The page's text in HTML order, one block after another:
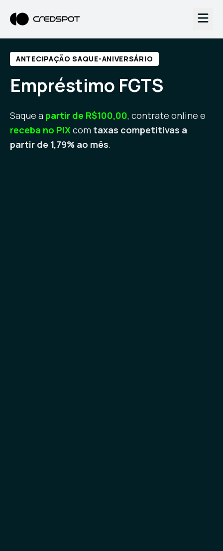
ANTECIPAÇÃO SAQUE-ANIVERSÁRIO
Empréstimo FGTS
Saque a partir de R$100,00, contrate online e
receba no PIXcom taxas competitivas a
partir de 1,79% ao mês.